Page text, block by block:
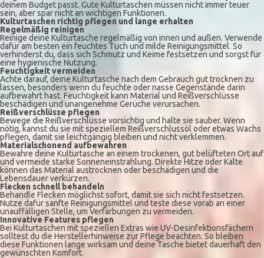
deinem Budget passt. Gute Kulturtaschen müssen nicht immer teuer
sein, aber spar nicht an wichtigen Funktionen.
Kulturtaschen richtig pflegen und lange erhalten
Regelmäßig reinigen
Reinige deine Kulturtasche regelmäßig von innen und außen. Verwende
dafür am besten ein feuchtes Tuch und milde Reinigungsmittel. So
verhinderst du, dass sich Schmutz und Keime festsetzen und sorgst für
eine hygienische Nutzung.
Feuchtigkeit vermeiden
Achte darauf, deine Kulturtasche nach dem Gebrauch gut trocknen zu
lassen, besonders wenn du feuchte oder nasse Gegenstände darin
aufbewahrt hast. Feuchtigkeit kann Material und Reißverschlüsse
beschädigen und unangenehme Gerüche verursachen.
Reißverschlüsse pflegen
Bewege die Reißverschlüsse vorsichtig und halte sie sauber. Wenn
nötig, kannst du sie mit speziellem Reißverschlussöl oder etwas Wachs
pflegen, damit sie leichtgängig bleiben und nicht verklemmen.
Materialschonend aufbewahren
Bewahre deine Kulturtasche an einem trockenen, gut belüfteten Ort auf
und vermeide starke Sonneneinstrahlung. Direkte Hitze oder Kälte
können das Material austrocknen oder beschädigen und die
Lebensdauer verkürzen.
Flecken schnell behandeln
Behandle Flecken möglichst sofort, damit sie sich nicht festsetzen.
Nutze dafür sanfte Reinigungsmittel und teste diese vorab an einer
unauffälligen Stelle, um Verfärbungen zu vermeiden.
Innovative Features pflegen
Bei Kulturtaschen mit speziellen Extras wie UV-Desinfektionsfächern
solltest du die Herstellerhinweise zur Pflege beachten. So bleiben
diese Funktionen lange wirksam und deine Tasche bietet dauerhaft den
gewünschten Komfort.